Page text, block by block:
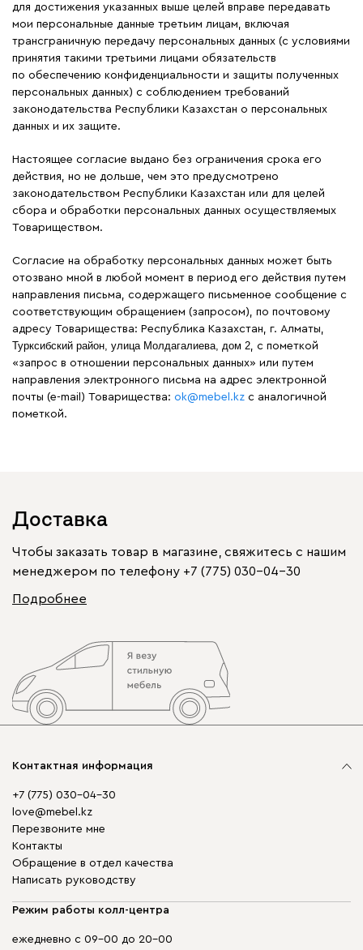
для достижения указанных выше целей вправе передавать
мои персональные данные третьим лицам, включая
трансграничную передачу персональных данных (с условиями
принятия такими третьими лицами обязательств
по обеспечению конфиденциальности и защиты полученных
персональных данных) с соблюдением требований
законодательства Республики Казахстан о персональных
данных и их защите.
Настоящее согласие выдано без ограничения срока его
действия, но не дольше, чем это предусмотрено
законодательством Республики Казахстан или для целей
сбора и обработки персональных данных осуществляемых
Товариществом.
Согласие на обработку персональных данных может быть
отозвано мной в любой момент в период его действия путем
направления письма, содержащего письменное сообщение с
соответствующим обращением (запросом), по почтовому
адресу Товарищества: Республика Казахстан, г. Алматы,
Турксибский район, улица Молдагалиева, дом 2, с пометкой
«запрос в отношении персональных данных» или путем
направления электронного письма на адрес электронной
почты (e-mail) Товарищества: ok@mebel.kz с аналогичной
пометкой.
Доставка
Чтобы заказать товар в магазине, свяжитесь с нашим
менеджером по телефону +7 (775) 030-04-30
Подробнее
Контактная информация
+7 (775) 030-04-30
love@mebel.kz
Перезвоните мне
Контакты
Обращение в отдел качества
Написать руководству
Режим работы колл-центра
ежедневно с 09-00 до 20-00